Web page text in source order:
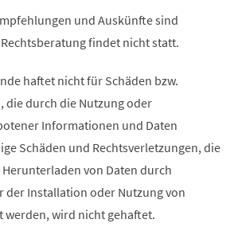
und Auskünfte sind
findet nicht statt.
haftet nicht für Schäden bzw.
die durch die Nutzung oder
Informationen und Daten
Schäden und Rechtsverletzungen, die
von Daten durch
der Installation oder Nutzung von
werden, wird nicht gehaftet.